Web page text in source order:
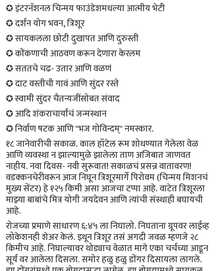
✪ इंटरनॅशनल चिन्मय फाउंडेशमधल्या आत्मीय भेटी
✪ दर्शन योग भवन, त्रिशूर
✪ सायकलला छोटी दुखापत आणि दुरुस्ती
✪ कोंकणाची‌ आठवण करून देणारा केरलम
✪ सततचे चढ- उतार आणि वळणं
✪ दाट वस्तीची गावं आणि सुंदर रस्ते
✪ स्वामी सुंदर चैतन्यजींसोबत संवाद
✪ आदि शंकराचार्यांचं जन्मस्थान
✪ निर्वाण षटक आणि "भज गोविन्दम्" नमस्कार.
१८ जानेवारीची सकाळ. काल हॉटेल रूम शोधण्यात गेलेला वेळ
आणि व्यवस्था न झाल्यामुळे झालेला ताण अजिबात जाणवत
नाहीय. नवा दिवस- नवी सुरूवात! सकाळचं प्रसन्न वातावरण!
वडक्कनचेरीवरून आज निघून त्रिशूरमार्गे पिरोवम (चिन्मय मिशनचं
मुख्य सेंटर) हे १२५ किमी असा आजचा टप्पा आहे. वाटेत त्रिशूरला
माझ्या बाबांचे मित्र योगी जयदेवन आणि त्यांची संस्थाही बघायची
आहे.
रोजच्या प्रमाणे साधारण ६:४५ ला निघालो. निघताना ग्रूपवर लाईव्ह
लोकेशनही शेअर केलं. इथून त्रिशूर तसं अगदी जवळ म्हणजे २८
किमीच आहे. निघाल्यावर थोड्याच वेळात मागे एका चर्चच्या आडून
सूर्य वर आलेला दिसला. समोर हळु हळु डोंगर दिसायला लागले.